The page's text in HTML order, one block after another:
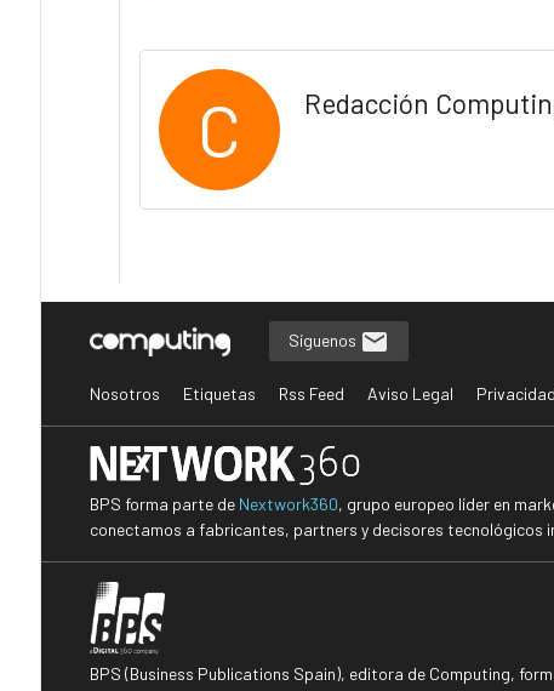
C Redacción
Síguenos
Nosotros Etiquetas Rss Feed Aviso Legal Privacidad
BPS forma parte de Nextwork360, grupo europeo líder en
conectamos a fabricantes, partners y decisores tecnológicos
BPS (Business Publications Spain), editora de Computing,